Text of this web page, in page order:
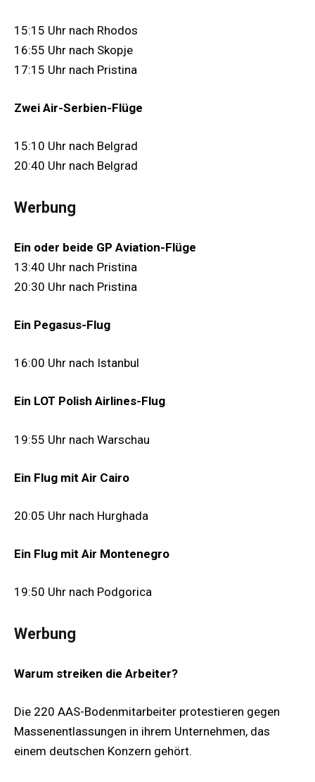
15:15 Uhr nach Rhodos
16:55 Uhr nach Skopje
17:15 Uhr nach Pristina
Zwei Air-Serbien-Flüge
15:10 Uhr nach Belgrad
20:40 Uhr nach Belgrad
Werbung
Ein oder beide GP Aviation-Flüge
13:40 Uhr nach Pristina
20:30 Uhr nach Pristina
Ein Pegasus-Flug
16:00 Uhr nach Istanbul
Ein LOT Polish Airlines-Flug
19:55 Uhr nach Warschau
Ein Flug mit Air Cairo
20:05 Uhr nach Hurghada
Ein Flug mit Air Montenegro
19:50 Uhr nach Podgorica
Werbung
Warum streiken die Arbeiter?
Die 220 AAS-Bodenmitarbeiter protestieren gegen
Massenentlassungen in ihrem Unternehmen, das
einem deutschen Konzern gehört.